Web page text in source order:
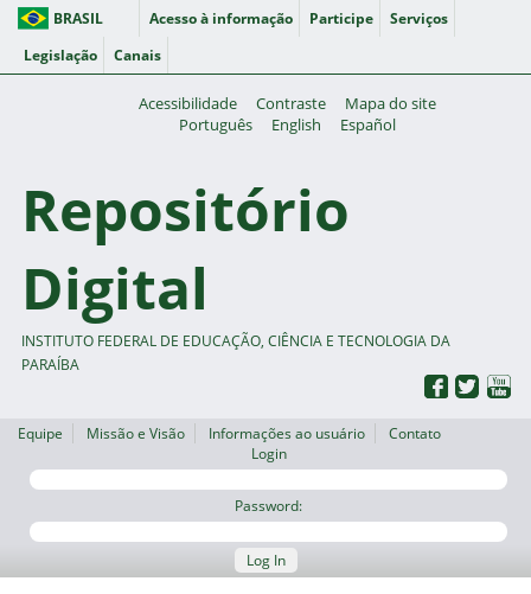
BRASIL Acesso à informação Participe
Serviços
Legislação
Canais
Acessibilidade Contraste
Mapa do site
Português
English Español
Repositório
Digital
INSTITUTO FEDERAL DE EDUCAÇÃO, CIÊNCIA E TECNOLOGIA DA
PARAÍBA
Equipe Missão e Visão Informações ao usuário
Contato
Login
Password:
Log In